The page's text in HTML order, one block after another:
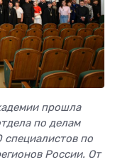
прошла
по делам
по
России. От